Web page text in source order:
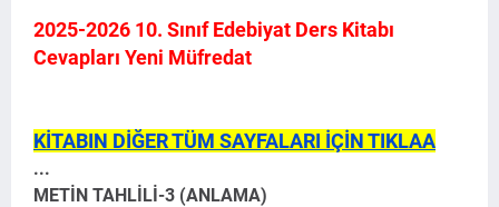
2025-2026 10. Sınıf Edebiyat Ders Kitabı
Cevapları Yeni Müfredat
KİTABIN DİĞER TÜM SAYFALARI İÇİN TIKLAA
...
METİN TAHLİLİ-3 (ANLAMA)